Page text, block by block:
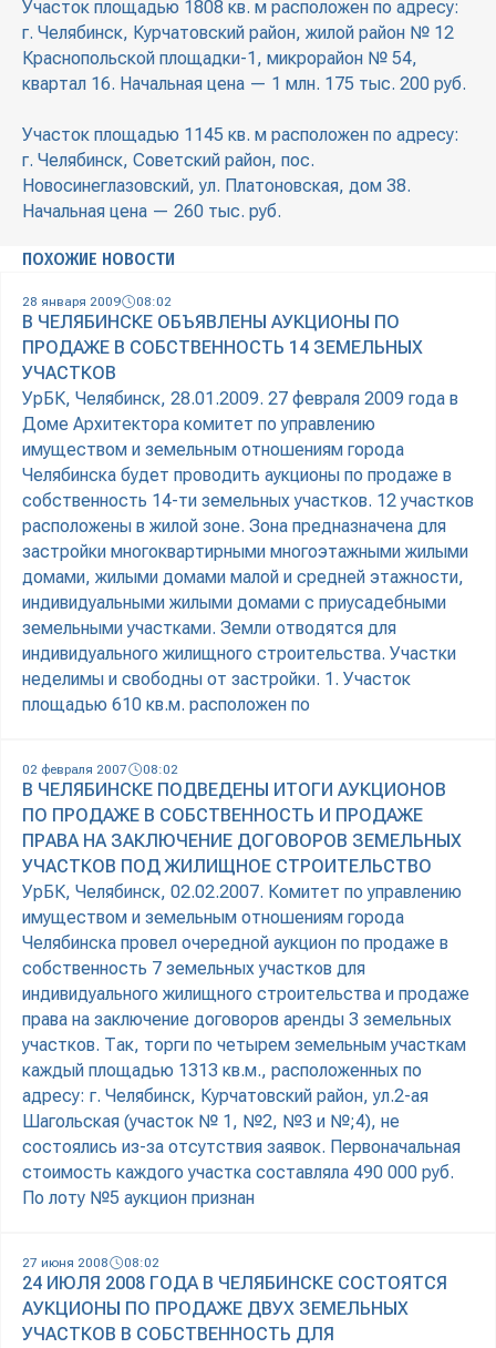
Участок площадью 1808 кв. м расположен по адресу:
г. Челябинск, Курчатовский район, жилой район № 12
Краснопольской площадки-1, микрорайон № 54,
квартал 16. Начальная цена — 1 млн. 175 тыс. 200 руб.
Участок площадью 1145 кв. м расположен по адресу:
г. Челябинск, Советский район, пос.
Новосинеглазовский, ул. Платоновская, дом 38.
Начальная цена — 260 тыс. руб.
ПОХОЖИЕ НОВОСТИ
28 января 2009 08:02
В ЧЕЛЯБИНСКЕ ОБЪЯВЛЕНЫ АУКЦИОНЫ ПО
ПРОДАЖЕ В СОБСТВЕННОСТЬ 14 ЗЕМЕЛЬНЫХ
УЧАСТКОВ
УрБК, Челябинск, 28.01.2009. 27 февраля 2009 года в
Доме Архитектора комитет по управлению
имуществом и земельным отношениям города
Челябинска будет проводить аукционы по продаже в
собственность 14-ти земельных участков. 12 участков
расположены в жилой зоне. Зона предназначена для
застройки многоквартирными многоэтажными жилыми
домами, жилыми домами малой и средней этажности,
индивидуальными жилыми домами с приусадебными
земельными участками. Земли отводятся для
индивидуального жилищного строительства. Участки
неделимы и свободны от застройки. 1. Участок
площадью 610 кв.м. расположен по
02 февраля 2007 08:02
В ЧЕЛЯБИНСКЕ ПОДВЕДЕНЫ ИТОГИ АУКЦИОНОВ
ПО ПРОДАЖЕ В СОБСТВЕННОСТЬ И ПРОДАЖЕ
ПРАВА НА ЗАКЛЮЧЕНИЕ ДОГОВОРОВ ЗЕМЕЛЬНЫХ
УЧАСТКОВ ПОД ЖИЛИЩНОЕ СТРОИТЕЛЬСТВО
УрБК, Челябинск, 02.02.2007. Комитет по управлению
имуществом и земельным отношениям города
Челябинска провел очередной аукцион по продаже в
собственность 7 земельных участков для
индивидуального жилищного строительства и продаже
права на заключение договоров аренды 3 земельных
участков. Так, торги по четырем земельным участкам
каждый площадью 1313 кв.м., расположенных по
адресу: г. Челябинск, Курчатовский район, ул.2-ая
Шагольская (участок № 1, №2, №3 и №;4), не
состоялись из-за отсутствия заявок. Первоначальная
стоимость каждого участка составляла 490 000 руб.
По лоту №5 аукцион признан
27 июня 2008 08:02
24 ИЮЛЯ 2008 ГОДА В ЧЕЛЯБИНСКЕ СОСТОЯТСЯ
АУКЦИОНЫ ПО ПРОДАЖЕ ДВУХ ЗЕМЕЛЬНЫХ
УЧАСТКОВ В СОБСТВЕННОСТЬ ДЛЯ